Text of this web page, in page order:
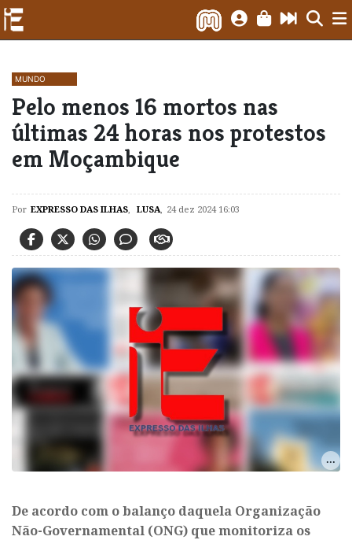
MUNDO
Pelo menos 16 mortos nas
últimas 24 horas nos protestos
em Moçambique
Por EXPRESSO DAS ILHAS, LUSA, 24 dez 2024 16:03
De acordo com o balanço daquela Organização
Não-Governamental (ONG) que monitoriza os